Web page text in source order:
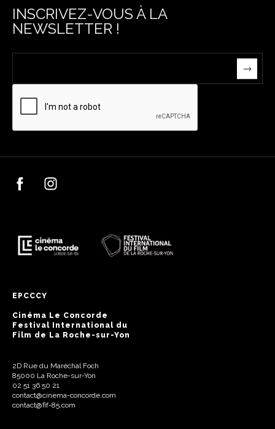
INSCRIVEZ-VOUS À LA
NEWSLETTER !
EPCCCY
Cinéma Le Concorde
Festival International du
Film de La Roche-sur-Yon
2D Rue du Maréchal Foch
85000 La Roche-sur-Yon
02 51 36 50 21
contact@cinema-concorde.com
contact@fif-85.com